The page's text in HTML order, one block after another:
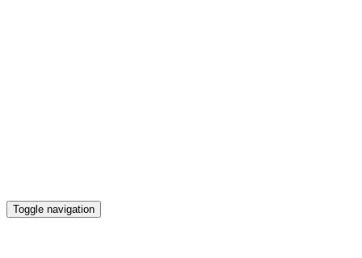
Toggle navigation